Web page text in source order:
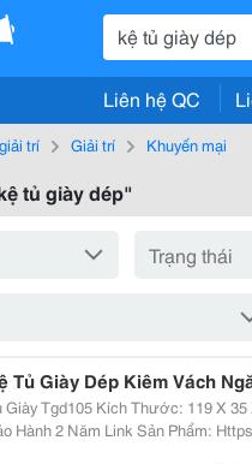
Liên hệ QC
trí Giải trí Khuyến mại
tủ giày dép"
Tủ Giày Dép Kiêm Vách
Kích Thước: 119 X 35 X 200 Chất Liệu: Gỗ Mdf Phủ Melamin
Năm Link Sản Phẩm: Https://Noithatvuonganh.com/.../Ke-Tu-Giay-